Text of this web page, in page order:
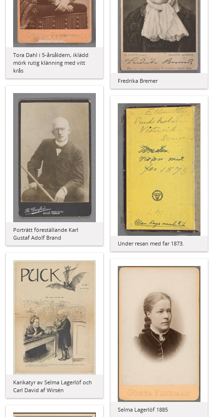
Tora Dahl i 5-årsåldern, iklädd
mörk rutig klänning med vitt
krås
Fredrika Bremer
Porträtt föreställande Karl
Gustaf Adolf Brand
Under resan med far 1873.
Karikatyr av Selma Lagerlöf och
Carl David af Wirsén
Selma Lagerlöf 1885